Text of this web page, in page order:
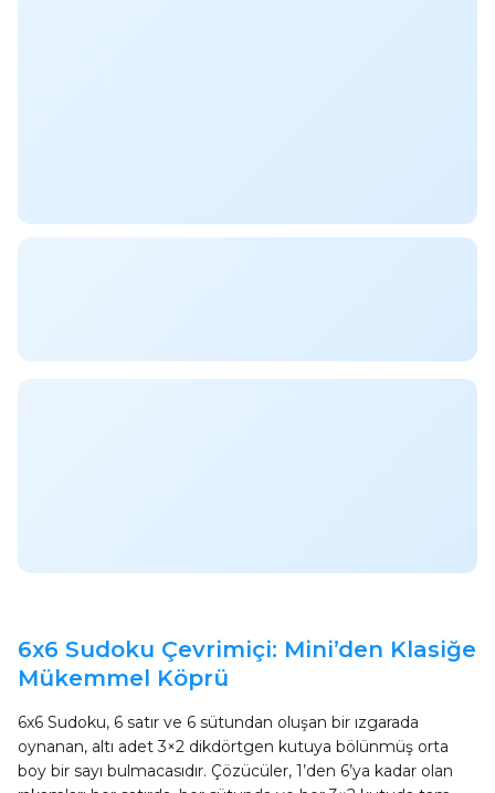
6x6 Sudoku Çevrimiçi: Mini’den Klasiğe
Mükemmel Köprü
6x6 Sudoku, 6 satır ve 6 sütundan oluşan bir ızgarada
oynanan, altı adet 3×2 dikdörtgen kutuya bölünmüş orta
boy bir sayı bulmacasıdır. Çözücüler, 1’den 6’ya kadar olan